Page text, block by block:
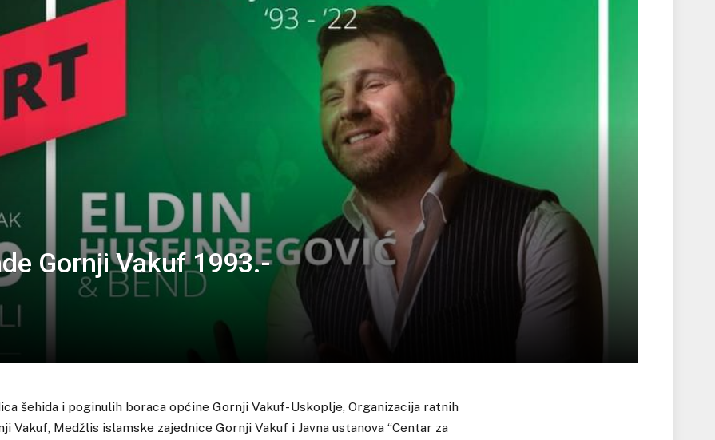
Gornji Vakuf 1993.-
šehida i poginulih boraca općine Gornji Vakuf- Uskoplje, Organizacija ratnih
Vakuf, Medžlis islamske zajednice Gornji Vakuf i Javna ustanova “Centar za